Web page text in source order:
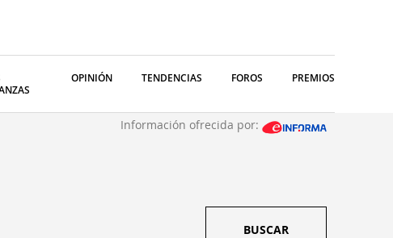
OPINIÓN TENDENCIAS FOROS PREMIOS
Información ofrecida por:
BUSCAR